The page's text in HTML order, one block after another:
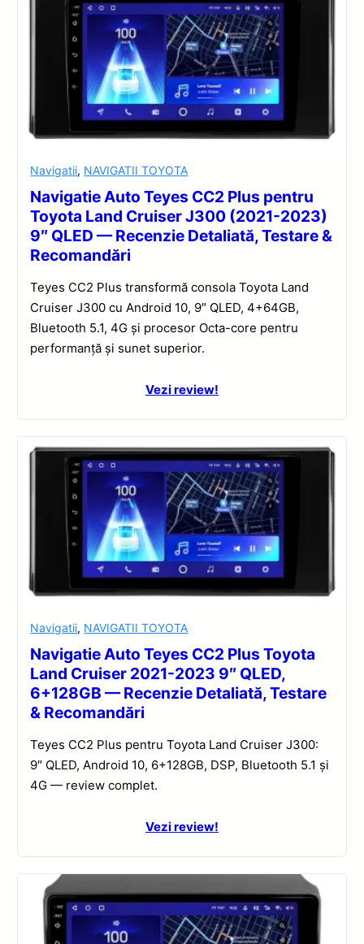
Navigatii, NAVIGATII TOYOTA
Navigatie Auto Teyes CC2 Plus pentru
Toyota Land Cruiser J300 (2021-2023)
9″ QLED — Recenzie Detaliată, Testare &
Recomandări
Teyes CC2 Plus transformă consola Toyota Land
Cruiser J300 cu Android 10, 9″ QLED, 4+64GB,
Bluetooth 5.1, 4G și procesor Octa-core pentru
performanță și sunet superior.
Vezi review!
Navigatii, NAVIGATII TOYOTA
Navigatie Auto Teyes CC2 Plus Toyota
Land Cruiser 2021-2023 9″ QLED,
6+128GB — Recenzie Detaliată, Testare
& Recomandări
Teyes CC2 Plus pentru Toyota Land Cruiser J300:
9″ QLED, Android 10, 6+128GB, DSP, Bluetooth 5.1 și
4G — review complet.
Vezi review!